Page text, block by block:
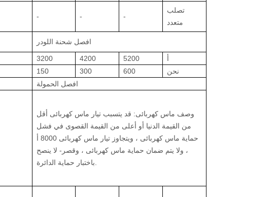
- - -
تصلب
متعدد
افصل شحنة اللودر
3200 4200 5200
أ
150 300 600
نحن
افصل الحمولة
وصف ماس كهربائى: قد يتسبب تيار ماس كهربائى أقل
من القيمة الدنيا أو أعلى من القيمة القصوى في فشل
حماية ماس كهربائى ، ويتجاوز تيار ماس كهربائى 8000
أ
، ولا يتم ضمان حماية ماس كهربائى ، وقصر- لا ينصح